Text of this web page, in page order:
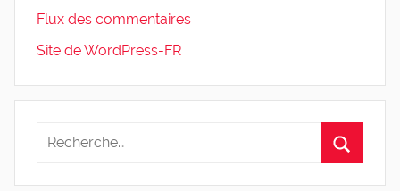
Flux des commentaires
Site de WordPress-FR